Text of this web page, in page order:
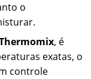
o
, é
exatas, o
controle